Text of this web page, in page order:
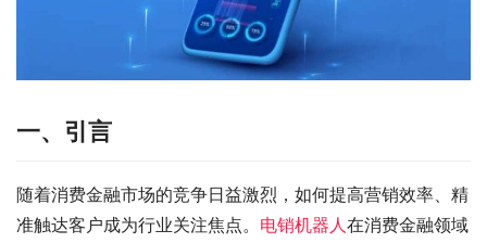
一、引言
随着消费金融市场的竞争日益激烈，如何提高营销效率、精
准触达客户成为行业关注焦点。 电销机器人在消费金融领域